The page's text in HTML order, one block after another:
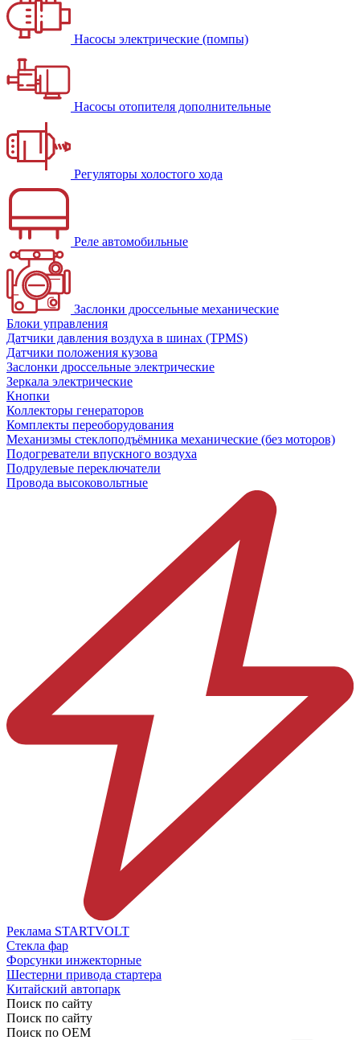
Насосы электрические (помпы)
Насосы отопителя дополнительные
Регуляторы холостого хода
Реле автомобильные
Заслонки дроссельные механические
Блоки управления
Датчики давления воздуха в шинах (TPMS)
Датчики положения кузова
Заслонки дроссельные электрические
Зеркала электрические
Кнопки
Коллекторы генераторов
Комплекты переоборудования
Механизмы стеклоподъёмника механические (без моторов)
Подогреватели впускного воздуха
Подрулевые переключатели
Провода высоковольтные
Реклама STARTVOLT
Стекла фар
Форсунки инжекторные
Шестерни привода стартера
Китайский автопарк
Поиск по сайту
Поиск по сайту
Поиск по ОЕМ